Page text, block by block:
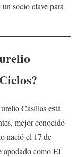
socio clave para
Casillas está
mejor conocido
nació el 17 de
apodado como El